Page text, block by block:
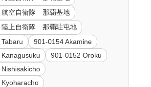
航空自衛隊 那覇基地
陸上自衛隊 那覇駐屯地
901-0154 Akamine
901-0152 Oroku